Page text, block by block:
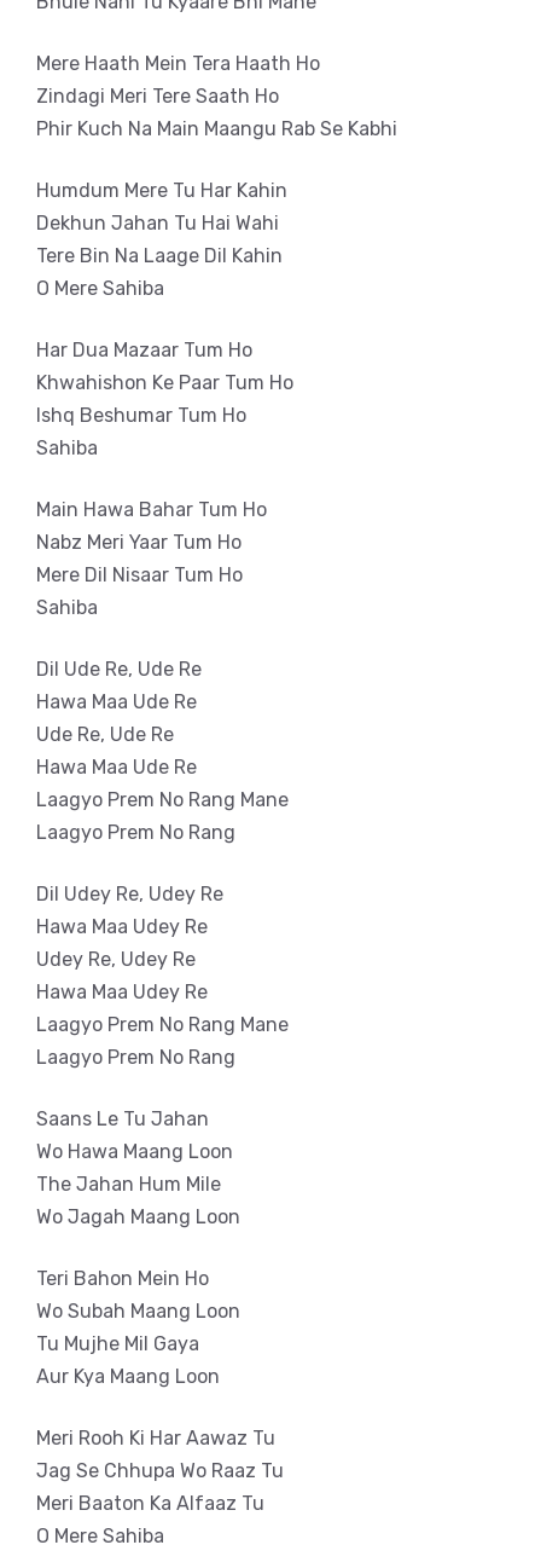
Mere Haath Mein Tera Haath Ho
Zindagi Meri Tere Saath Ho
Phir Kuch Na Main Maangu Rab Se Kabhi
Humdum Mere Tu Har Kahin
Dekhun Jahan Tu Hai Wahi
Tere Bin Na Laage Dil Kahin
O Mere Sahiba
Har Dua Mazaar Tum Ho
Khwahishon Ke Paar Tum Ho
Ishq Beshumar Tum Ho
Sahiba
Main Hawa Bahar Tum Ho
Nabz Meri Yaar Tum Ho
Mere Dil Nisaar Tum Ho
Sahiba
Dil Ude Re, Ude Re
Hawa Maa Ude Re
Ude Re, Ude Re
Hawa Maa Ude Re
Laagyo Prem No Rang Mane
Laagyo Prem No Rang
Dil Udey Re, Udey Re
Hawa Maa Udey Re
Udey Re, Udey Re
Hawa Maa Udey Re
Laagyo Prem No Rang Mane
Laagyo Prem No Rang
Saans Le Tu Jahan
Wo Hawa Maang Loon
The Jahan Hum Mile
Wo Jagah Maang Loon
Teri Bahon Mein Ho
Wo Subah Maang Loon
Tu Mujhe Mil Gaya
Aur Kya Maang Loon
Meri Rooh Ki Har Aawaz Tu
Jag Se Chhupa Wo Raaz Tu
Meri Baaton Ka Alfaaz Tu
O Mere Sahiba